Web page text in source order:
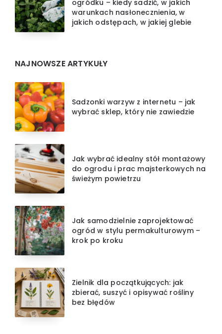
ogródku – kiedy sadzić, w jakich
warunkach nasłonecznienia, w
jakich odstępach, w jakiej glebie
NAJNOWSZE ARTYKUŁY
Sadzonki warzyw z internetu – jak
wybrać sklep, który nie zawiedzie
Jak wybrać idealny stół montażowy
do ogrodu i prac majsterkowych na
świeżym powietrzu
Jak samodzielnie zaprojektować
ogród w stylu permakulturowym –
krok po kroku
Zielnik dla początkujących: jak
zbierać, suszyć i opisywać rośliny
bez błędów